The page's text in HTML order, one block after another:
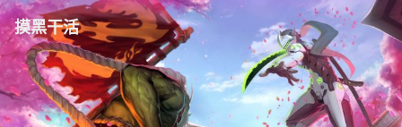
摸黑干活